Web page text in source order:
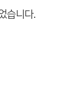
습니다.